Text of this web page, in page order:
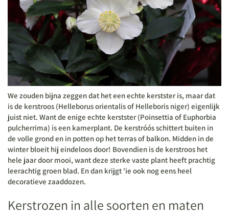
We zouden bijna zeggen dat het een echte kerstster is, maar dat
is de kerstroos (Helleborus orientalis of Helleboris niger) eigenlijk
juist niet. Want de enige echte kerstster (Poinsettia of Euphorbia
pulcherrima) is een kamerplant. De kerstróós schittert buiten in
de volle grond en in potten op het terras of balkon. Midden in de
winter bloeit hij eindeloos door! Bovendien is de kerstroos het
hele jaar door mooi, want deze sterke vaste plant heeft prachtig
leerachtig groen blad. En dan krijgt 'ie ook nog eens heel
decoratieve zaaddozen.
Kerstrozen in alle soorten en maten